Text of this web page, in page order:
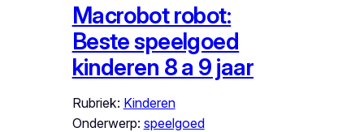
Macrobot robot:
Beste speelgoed
kinderen 8 a 9 jaar
Rubriek: Kinderen
Onderwerp: speelgoed